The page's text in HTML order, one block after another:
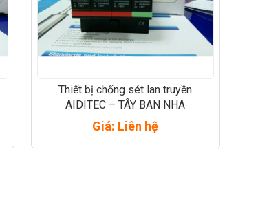
Thiết bị chống sét lan truyền
AIDITEC – TÂY BAN NHA
Giá: Liên hệ